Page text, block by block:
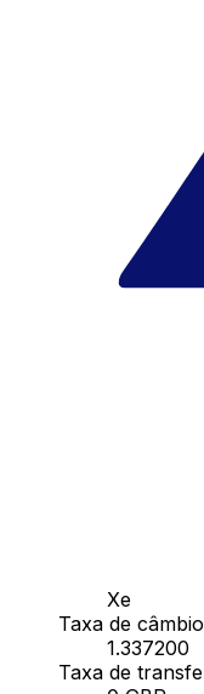
Xe
Taxa de câmbio
1.337200
Taxa de